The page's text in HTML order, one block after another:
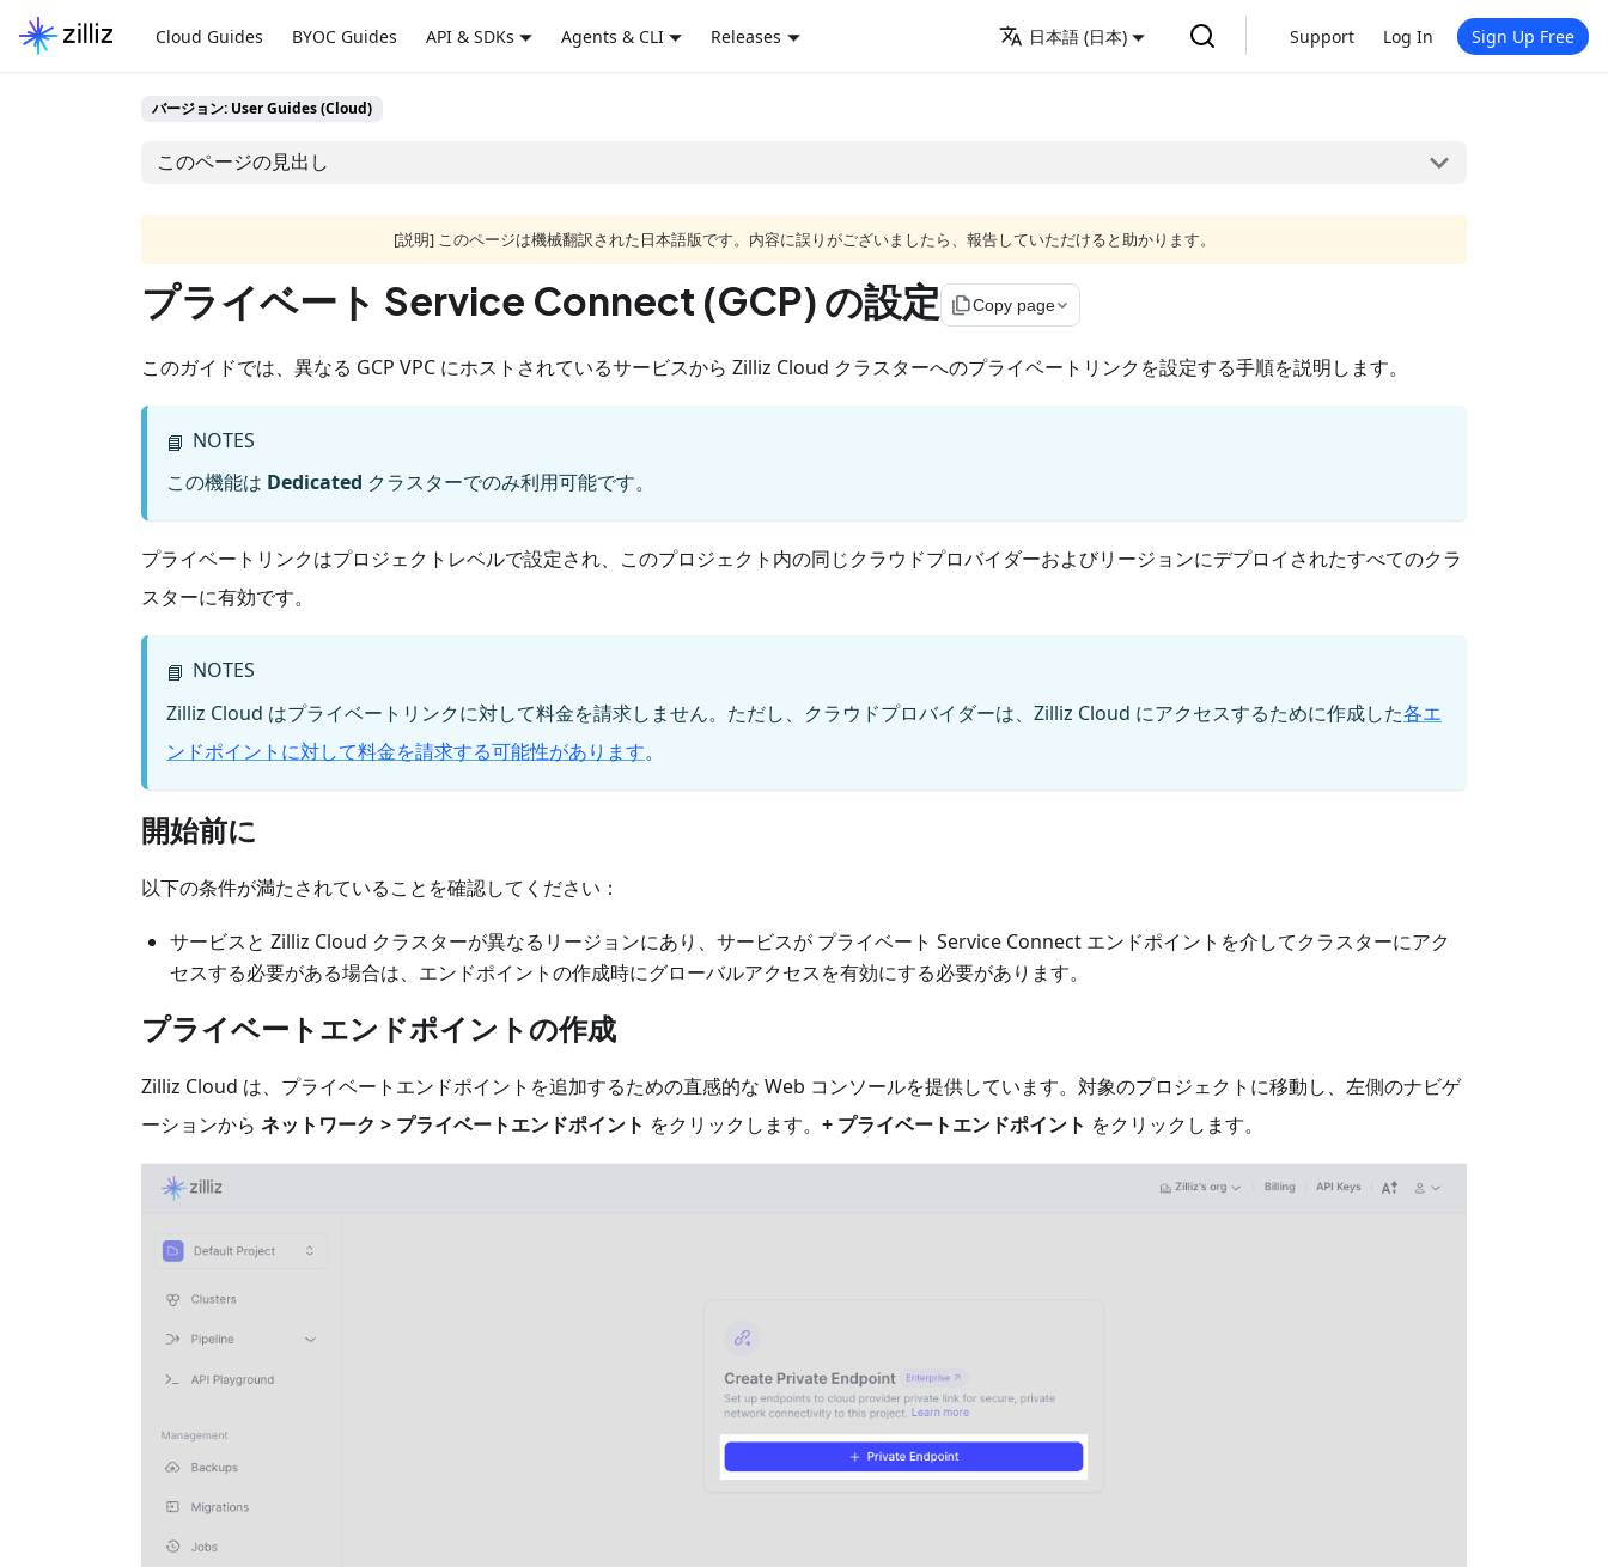
Cloud Guides BYOC Guides API & SDKs Agents & CLI Releases 日本語 (日本) Support Log In Sign Up Free
バージョン: User Guides (Cloud)
このページの見出し
[説明] このページは機械翻訳された日本語版です。内容に誤りがございましたら、報告していただけると助かります。
プライベート Service Connect (GCP) の設定 file_copyCopy page
このガイドでは、異なる GCP VPC にホストされているサービスから Zilliz Cloud クラスターへのプライベートリンクを設定する手順を説明します。
📘 NOTES
この機能は Dedicated クラスターでのみ利用可能です。
プライベートリンクはプロジェクトレベルで設定され、このプロジェクト内の同じクラウドプロバイダーおよびリージョンにデプロイされたすべてのクラ
スターに有効です。
📘 NOTES
Zilliz Cloud はプライベートリンクに対して料金を請求しません。ただし、クラウドプロバイダーは、Zilliz Cloud にアクセスするために作成した各エ
ンドポイントに対して料金を請求する可能性があります。
開始前に
以下の条件が満たされていることを確認してください：
サービスと Zilliz Cloud クラスターが異なるリージョンにあり、サービスが プライベート Service Connect エンドポイントを介してクラスターにアク
セスする必要がある場合は、エンドポイントの作成時にグローバルアクセスを有効にする必要があります。
プライベートエンドポイントの作成
Zilliz Cloud は、プライベートエンドポイントを追加するための直感的な Web コンソールを提供しています。対象のプロジェクトに移動し、左側のナビゲ
ーションから ネットワーク > プライベートエンドポイント をクリックします。 + プライベートエンドポイント をクリックします。